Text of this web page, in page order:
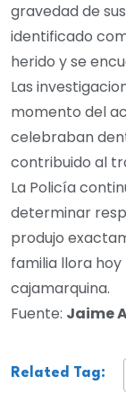
gravedad de
identificado
herido y se
Las
momento del
celebraban
contribuido al
La Policía
determinar
produjo
familia llora
cajamarquina.
Fuente: Jaime
Related Tag: